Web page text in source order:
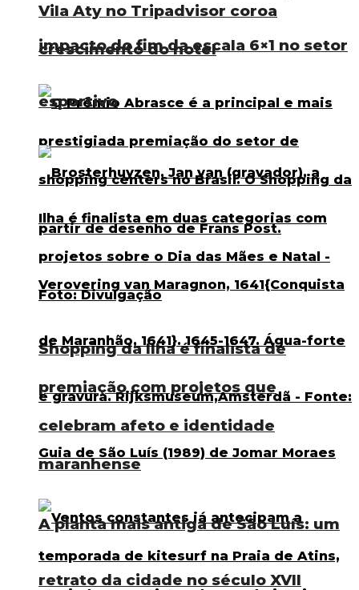
Vila Aty no Tripadvisor coroa
crescimento do hotel
Shopping da Ilha é finalista de
premiação com projetos que
celebram afeto e identidade
maranhense
impacto do fim da escala 6×1 no setor
esportivo
A planta mais antiga de São Luís: um
retrato da cidade no século XVII